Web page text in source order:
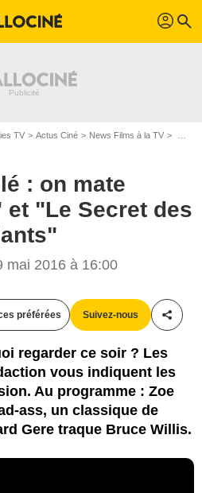
profil search
TV Actus Ciné News Films à la TV
: on mate
"Le Secret des
2016 à 16:00
préférées Suivez-nous
regarder ce soir ? Les
vous indiquent les
Au programme : Zoe
ass, un classique de
Gere traque Bruce Willis.